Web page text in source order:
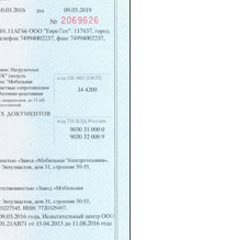
предприятие